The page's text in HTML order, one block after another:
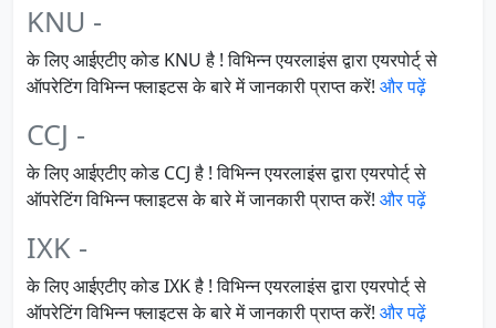
KNU -
के लिए आईएटीए कोड KNU है ! विभिन्न एयरलाइंस द्वारा एयरपोर्ट् से
ऑपरेटिंग विभिन्न फ्लाइटस के बारे में जानकारी प्राप्त करें! और पढ़ें
CCJ -
के लिए आईएटीए कोड CCJ है ! विभिन्न एयरलाइंस द्वारा एयरपोर्ट् से
ऑपरेटिंग विभिन्न फ्लाइटस के बारे में जानकारी प्राप्त करें! और पढ़ें
IXK -
के लिए आईएटीए कोड IXK है ! विभिन्न एयरलाइंस द्वारा एयरपोर्ट् से
ऑपरेटिंग विभिन्न फ्लाइटस के बारे में जानकारी प्राप्त करें! और पढ़ें